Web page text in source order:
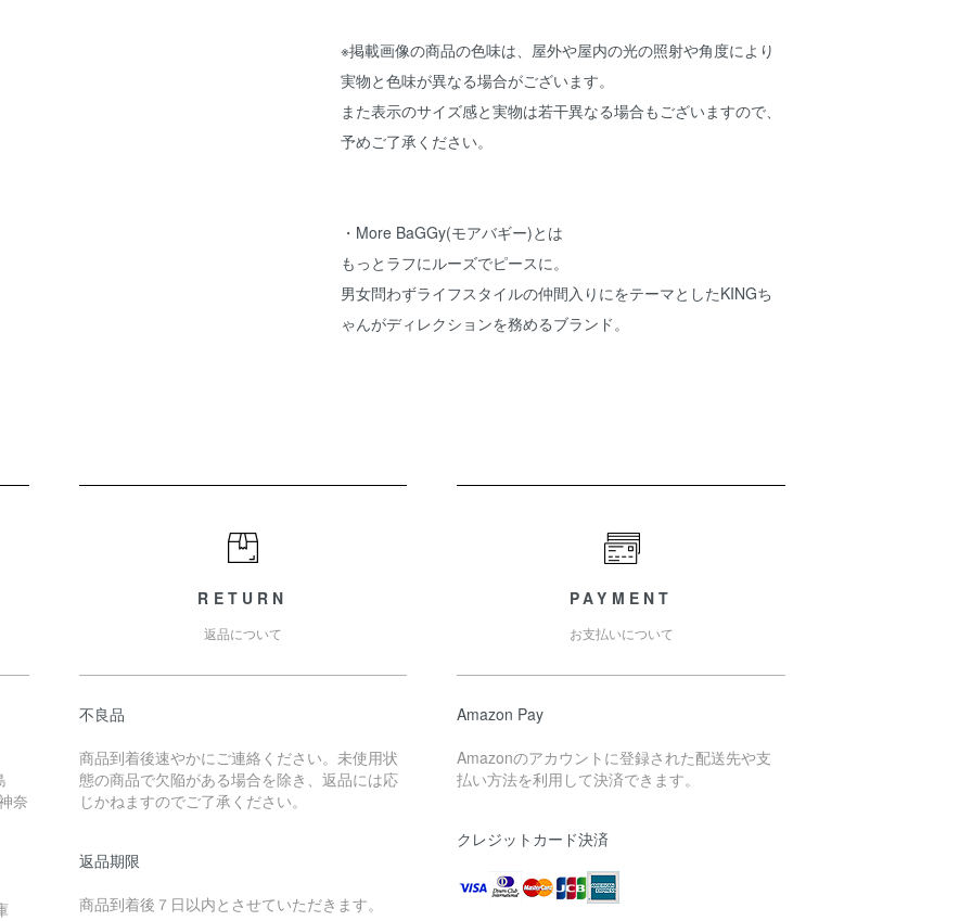
※掲載画像の商品の色味は、屋外や屋内の光の照射や角度により
実物と色味が異なる場合がございます。
また表示のサイズ感と実物は若干異なる場合もございますので、
予めご了承ください。
・ More BaGGy(モアバギー)とは
もっとラフにルーズでピースに。
男女問わずライフスタイルの仲間入りにをテーマとしたKINGち
ゃんがディレクションを務めるブランド。
奈
RETURN
返品について
不良品
商品到着後速やかにご連絡ください。未使用状
態の商品で欠陥がある場合を除き、返品には応
じかねますのでご了承ください。
返品期限
商品到着後７日以内とさせていただきます。
PAYMENT
お支払いについて
Amazon Pay
Amazonのアカウントに登録された配送先や支
払い方法を利用して決済できます。
クレジットカード決済